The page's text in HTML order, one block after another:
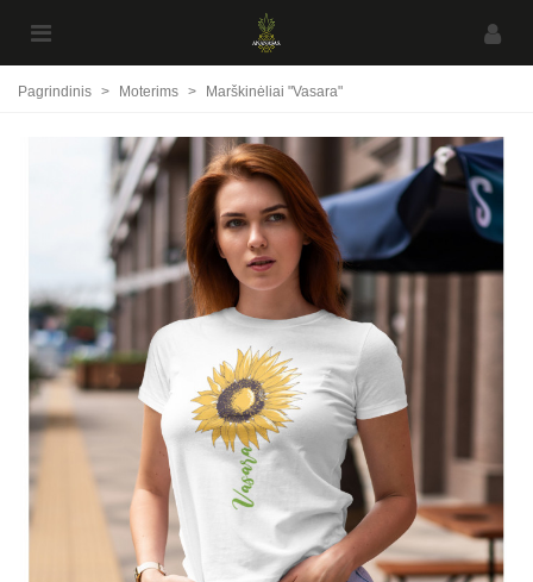
Pagrindinis > Moterims > Marškinėliai "Vasara"